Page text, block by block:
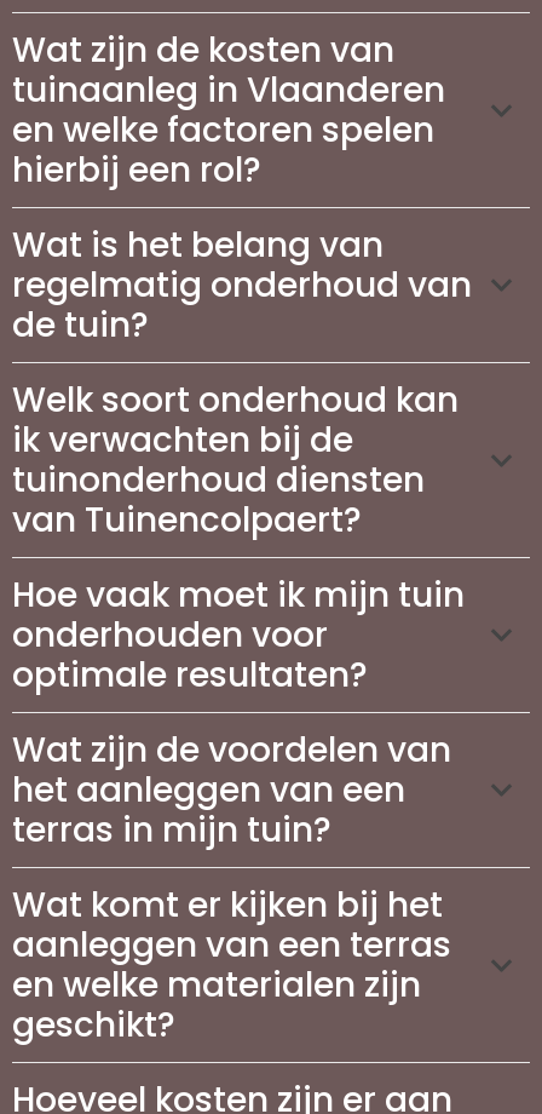
Wat zijn de kosten van
tuinaanleg in Vlaanderen
en welke factoren spelen
hierbij een rol?
Wat is het belang van
regelmatig onderhoud van
de tuin?
Welk soort onderhoud kan
ik verwachten bij de
tuinonderhoud diensten
van Tuinencolpaert?
Hoe vaak moet ik mijn tuin
onderhouden voor
optimale resultaten?
Wat zijn de voordelen van
het aanleggen van een
terras in mijn tuin?
Wat komt er kijken bij het
aanleggen van een terras
en welke materialen zijn
geschikt?
Hoeveel kosten zijn er aan